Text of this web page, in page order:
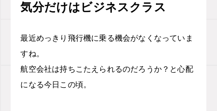
気分だけはビジネスクラス
最近めっきり飛行機に乗る機会がなくなっていま
すね。
航空会社は持ちこたえられるのだろうか？と心配
になる今日この頃。